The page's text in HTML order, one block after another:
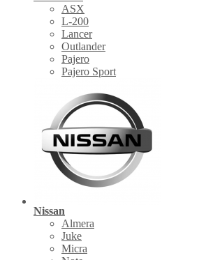
ASX
L-200
Lancer
Outlander
Pajero
Pajero Sport
Nissan
Almera
Juke
Micra